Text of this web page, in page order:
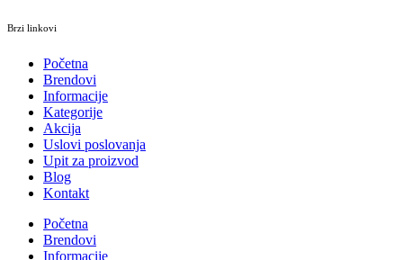
Brzi linkovi
Početna
Brendovi
Informacije
Kategorije
Akcija
Uslovi poslovanja
Upit za proizvod
Blog
Kontakt
Početna
Brendovi
Informacije